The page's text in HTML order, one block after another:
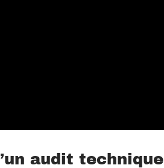
audit technique